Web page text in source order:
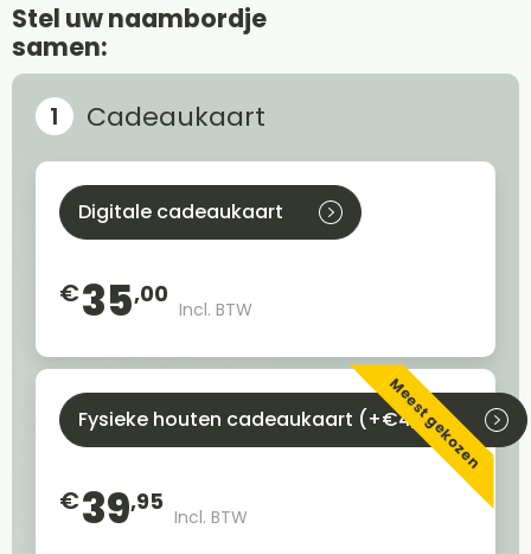
Stel uw naambordje
samen:
Cadeaukaart
Digitale cadeaukaart
€35,00
Incl. BTW
Meest gekozen
Fysieke houten cadeaukaart (+€4,95)
€39,95
Incl. BTW